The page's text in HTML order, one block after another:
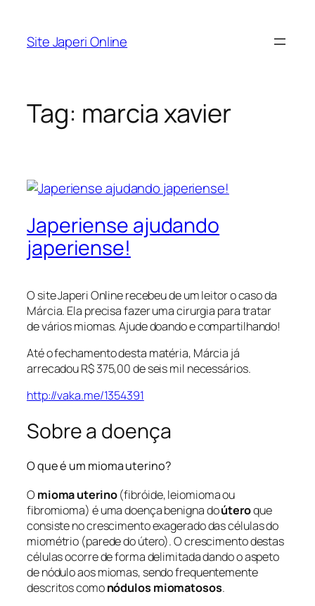
Site Japeri Online
Tag: marcia xavier
Japeriense ajudando
japeriense!
O site Japeri Online recebeu de um leitor o caso da
Márcia. Ela precisa fazer uma cirurgia para tratar
de vários miomas. Ajude doando e compartilhando!
Até o fechamento desta matéria, Márcia já
arrecadou R$ 375,00 de seis mil necessários.
http://vaka.me/1354391
Sobre a doença
O que é um mioma uterino?
O mioma uterino(fibróide, leiomioma ou
fibromioma) é uma doença benigna doúteroque
consiste no crescimento exagerado das células do
miométrio (parede do útero). O crescimento destas
células ocorre de forma delimitada dando o aspeto
de nódulo aos miomas, sendo frequentemente
descritos comonódulos miomatosos.